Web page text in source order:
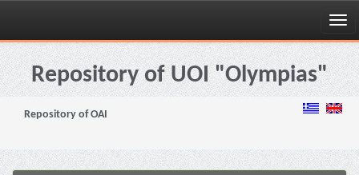
Skip
navigationRepository of UOI "Olympias"
Repository of OAI